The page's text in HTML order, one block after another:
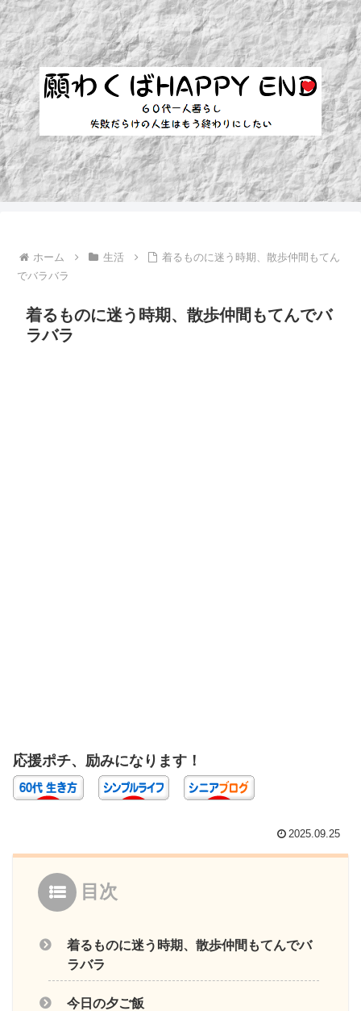
ホーム 生活
着るものに迷う時期、散歩仲間もてん
でバラバラ
着るものに迷う時期、散歩仲間もてんでバ
ラバラ
応援ポチ、励みになります！
2025.09.25
目次
着るものに迷う時期、散歩仲間もてんでバ
ラバラ
今日の夕ご飯